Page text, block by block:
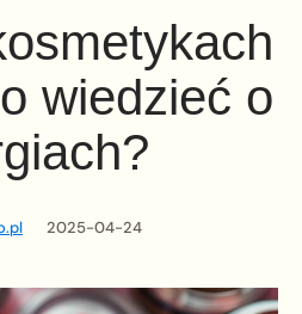
wiedzieć o
2025-04-24